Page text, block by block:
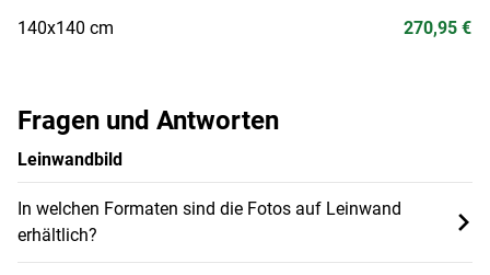
Fragen und Antworten
Leinwandbild
In welchen Formaten sind die Fotos auf Leinwand
erhältlich?
140x140 cm 270,95 €